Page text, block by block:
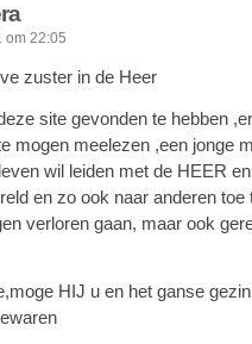
om 22:05
zuster in de Heer
site gevonden te hebben
mogen meelezen ,een jonge
wil leiden met de HEER
en zo ook naar anderen
verloren gaan, maar ook
HIJ u en het ganse